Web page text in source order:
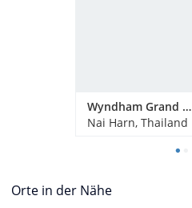
Wyndham Grand Nai Harn Beach Phuket
Nai Harn, Thailand
Orte in der Nähe